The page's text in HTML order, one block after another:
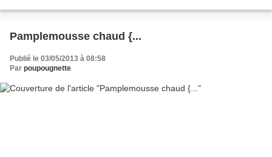
Pamplemousse chaud {...
Publié le 03/05/2013 à 08:58
Par poupougnette